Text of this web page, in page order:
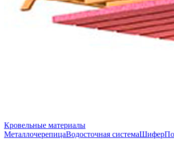
Кровельные материалы
МеталлочерепицаВодосточная системаШифер